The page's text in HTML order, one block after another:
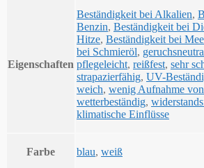
Eigenschaften
Beständigkeit bei Alkalien,
Benzin, Beständigkeit bei
Hitze, Beständigkeit bei
bei Schmieröl,
pflegeleicht, reißfest, sehr
strapazierfähig, UV-
weich, wenig Aufnahme von
wetterbeständig,
klimatische Einflüsse
Farbe blau, weiß